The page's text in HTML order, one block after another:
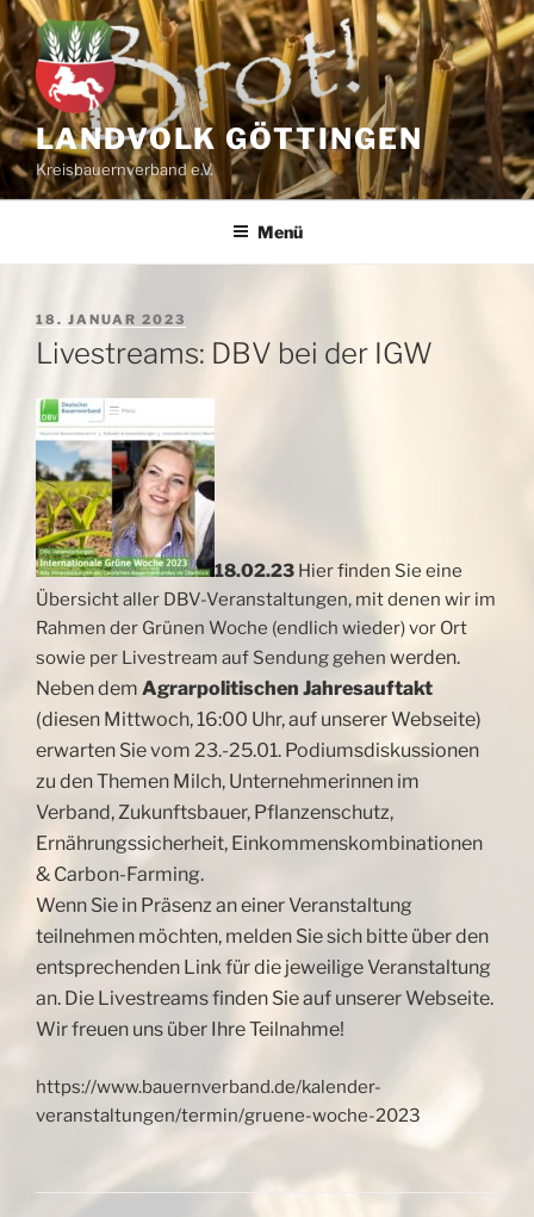
Zum
Inhalt
springen
LANDVOLK GÖTTINGEN
Kreisbauernverband e.V.
Menü
VERÖFFENTLICHT
AM
18. JANUAR 2023
Livestreams: DBV bei der IGW
18.02.23 Hier finden Sie eine
Übersicht aller DBV-Veranstaltungen, mit denen wir im
Rahmen der Grünen Woche (endlich wieder) vor Ort
sowie per Livestream auf Sendung gehen werden.
Neben dem Agrarpolitischen Jahresauftakt
(diesen Mittwoch, 16:00 Uhr, auf unserer Webseite)
erwarten Sie vom 23.-25.01. Podiumsdiskussionen
zu den Themen Milch, Unternehmerinnen im
Verband, Zukunftsbauer, Pflanzenschutz,
Ernährungssicherheit, Einkommenskombinationen
& Carbon-Farming.
Wenn Sie in Präsenz an einer Veranstaltung
teilnehmen möchten, melden Sie sich bitte über den
entsprechenden Link für die jeweilige Veranstaltung
an. Die Livestreams finden Sie auf unserer Webseite.
Wir freuen uns über Ihre Teilnahme!
https://www.bauernverband.de/kalender-
veranstaltungen/termin/gruene-woche-2023